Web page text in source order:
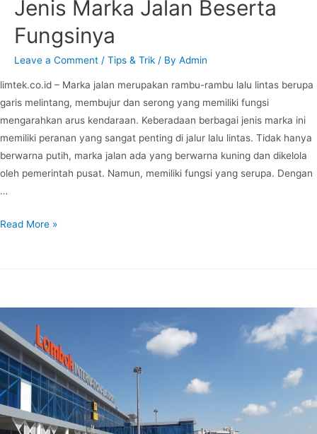
Jenis Marka Jalan Beserta
Fungsinya
Leave a Comment / Tips & Trik / By Admin
limtek.co.id – Marka jalan merupakan rambu-rambu lalu lintas berupa
garis melintang, membujur dan serong yang memiliki fungsi
mengarahkan arus kendaraan. Keberadaan berbagai jenis marka ini
memiliki peranan yang sangat penting di jalur lalu lintas. Tidak hanya
berwarna putih, marka jalan ada yang berwarna kuning dan dikelola
oleh pemerintah pusat. Namun, memiliki fungsi yang serupa. Dengan
…
Read More »